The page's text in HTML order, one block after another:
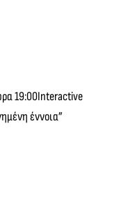
19:00Interactive
έννοια”